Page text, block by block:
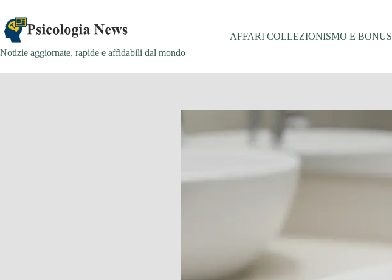
contenuto
Notizie aggiornate, rapide e affidabili dal mondo
AFFARI COLLEZIONISMO E BONUS